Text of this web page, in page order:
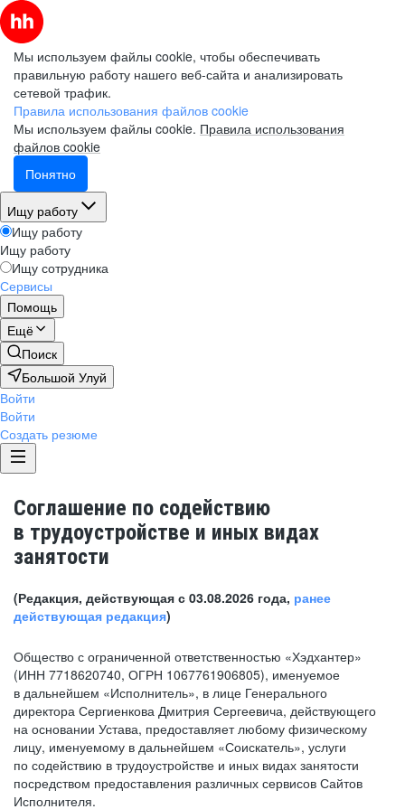
Мы используем файлы cookie, чтобы обеспечивать
правильную работу нашего веб-сайта и анализировать
сетевой трафик.
Правила использования файлов cookie
Мы используем файлы cookie. Правила использования
файлов cookie
Понятно
Ищу работу
Ищу работу
Ищу работу
Ищу сотрудника
Сервисы
Помощь
Ещё
Поиск
Большой Улуй
Войти
Войти
Создать резюме
Соглашение по содействию
в трудоустройстве и иных видах
занятости
(Редакция, действующая с 03.08.2026 года, ранее
действующая редакция)
Общество с ограниченной ответственностью «Хэдхантер»
(ИНН 7718620740, ОГРН 1067761906805), именуемое
в дальнейшем «Исполнитель», в лице Генерального
директора Сергиенкова Дмитрия Сергеевича, действующего
на основании Устава, предоставляет любому физическому
лицу, именуемому в дальнейшем «Соискатель», услуги
по содействию в трудоустройстве и иных видах занятости
посредством предоставления различных сервисов Сайтов
Исполнителя.